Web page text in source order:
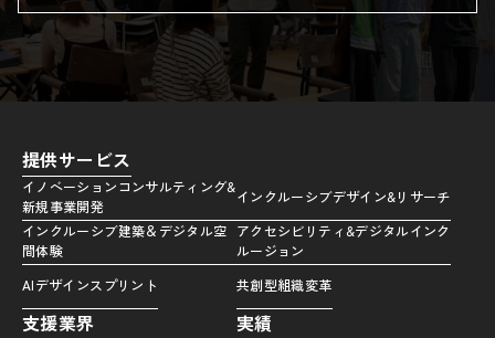
提供サービス
イノベーションコンサルティング&
新規事業開発
インクルーシブデザイン&リサーチ
インクルーシブ建築＆デジタル空
間体験
アクセシビリティ&デジタルインク
ルージョン
AIデザインスプリント
共創型組織変革
支援業界
実績